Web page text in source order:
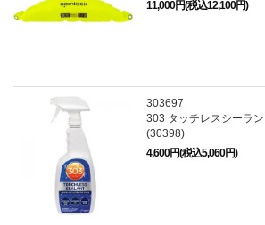
11,000円(税込12,100円)
303697
303 タッチレスシーラン
(30398)
4,600円(税込5,060円)